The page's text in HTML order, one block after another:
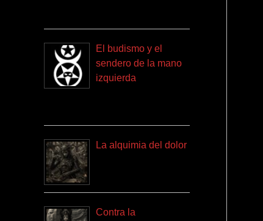
El budismo y el
sendero de la mano
izquierda
La alquimia del dolor
Contra la